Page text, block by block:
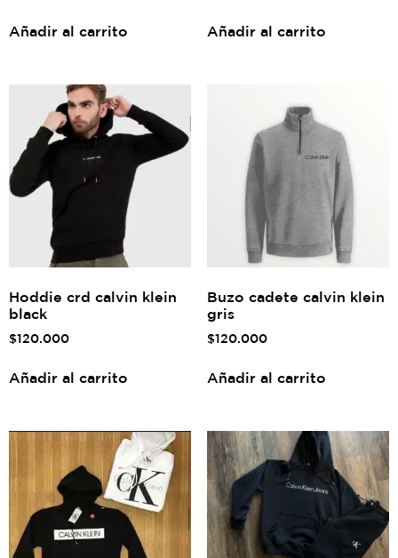
Añadir al carrito Añadir al carrito
Hoddie crd calvin klein
black
$120.000
Añadir al carrito
Buzo cadete calvin klein
gris
$120.000
Añadir al carrito